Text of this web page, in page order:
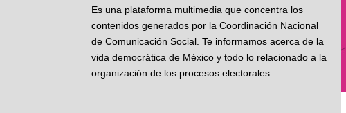
Es una plataforma multimedia que concentra los
contenidos generados por la Coordinación Nacional
de Comunicación Social. Te informamos acerca de la
vida democrática de México y todo lo relacionado a la
organización de los procesos electorales